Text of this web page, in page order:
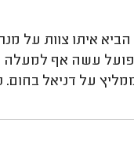
הביא איתו צוות על
עשה אף למעלה
על דניאל